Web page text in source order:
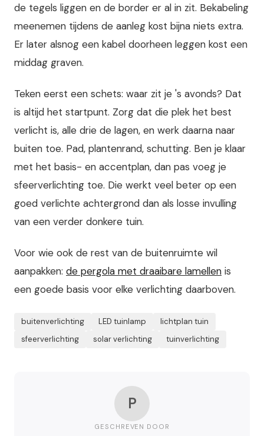
de tegels liggen en de border er al in zit. Bekabeling
meenemen tijdens de aanleg kost bijna niets extra.
Er later alsnog een kabel doorheen leggen kost een
middag graven.
Teken eerst een schets: waar zit je 's avonds? Dat
is altijd het startpunt. Zorg dat die plek het best
verlicht is, alle drie de lagen, en werk daarna naar
buiten toe. Pad, plantenrand, schutting. Ben je klaar
met het basis- en accentplan, dan pas voeg je
sfeerverlichting toe. Die werkt veel beter op een
goed verlichte achtergrond dan als losse invulling
van een verder donkere tuin.
Voor wie ook de rest van de buitenruimte wil
aanpakken: de pergola met draaibare lamellen is
een goede basis voor elke verlichting daarboven.
buitenverlichting LED tuinlamp
lichtplan tuin
sfeerverlichting
solar verlichting tuinverlichting
P
GESCHREVEN DOOR